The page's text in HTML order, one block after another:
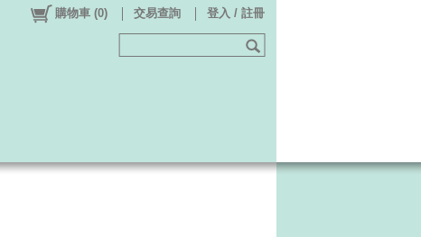
購物車 (0) 交易查詢 登入 / 註冊